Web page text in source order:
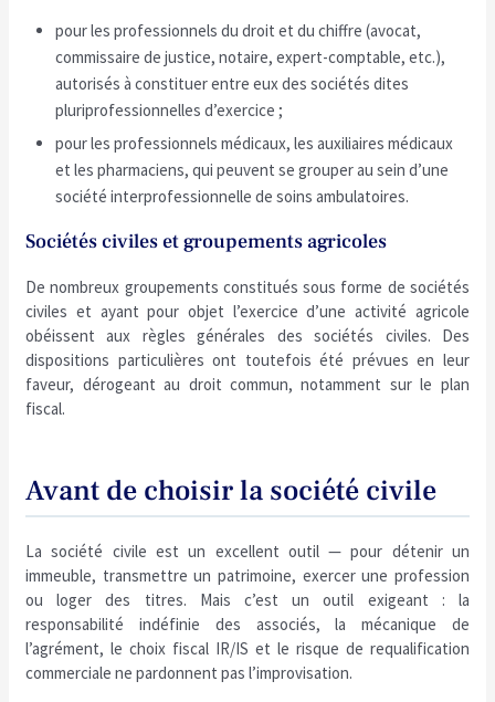
pour les professionnels du droit et du chiffre (avocat,
commissaire de justice, notaire, expert-comptable, etc.),
autorisés à constituer entre eux des sociétés dites
pluriprofessionnelles d’exercice ;
pour les professionnels médicaux, les auxiliaires médicaux
et les pharmaciens, qui peuvent se grouper au sein d’une
société interprofessionnelle de soins ambulatoires.
Sociétés civiles et groupements agricoles
De nombreux groupements constitués sous forme de sociétés
civiles et ayant pour objet l’exercice d’une activité agricole
obéissent aux règles générales des sociétés civiles. Des
dispositions particulières ont toutefois été prévues en leur
faveur, dérogeant au droit commun, notamment sur le plan
fiscal.
Avant de choisir la société civile
La société civile est un excellent outil — pour détenir un
immeuble, transmettre un patrimoine, exercer une profession
ou loger des titres. Mais c’est un outil exigeant : la
responsabilité indéfinie des associés, la mécanique de
l’agrément, le choix fiscal IR/IS et le risque de requalification
commerciale ne pardonnent pas l’improvisation.